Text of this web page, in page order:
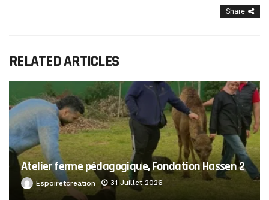
Share
RELATED ARTICLES
Atelier ferme pédagogique, Fondation Hassen 2
Espoiretcreation 31 Juillet 2026